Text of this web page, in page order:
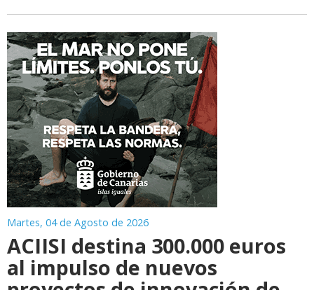
Martes, 04 de Agosto de 2026
ACIISI destina 300.000 euros
al impulso de nuevos